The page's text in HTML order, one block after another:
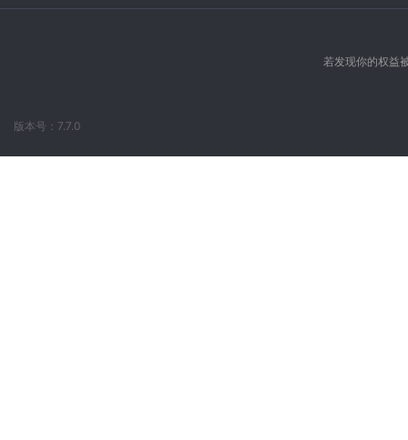
版本号：7.7.0
若发现你的权益